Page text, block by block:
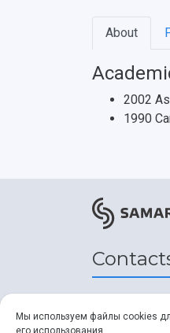
About
2002
1990
Address
Мы используем файлы cookies
его использования.